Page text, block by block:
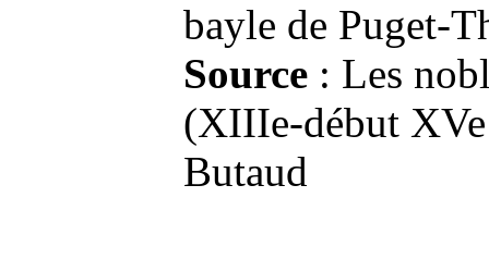
bayle de Puget-
Source : Les
(XIIIe‑début
Butaud